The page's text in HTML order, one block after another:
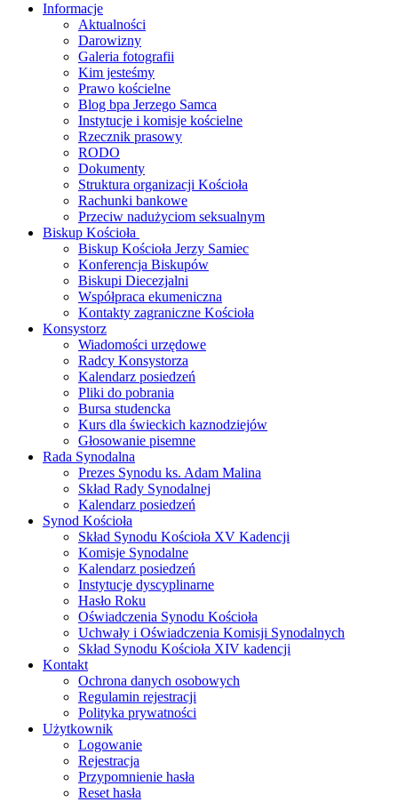
Informacje
Aktualności
Darowizny
Galeria fotografii
Kim jesteśmy
Prawo kościelne
Blog bpa Jerzego Samca
Instytucje i komisje kościelne
Rzecznik prasowy
RODO
Dokumenty
Struktura organizacji Kościoła
Rachunki bankowe
Przeciw nadużyciom seksualnym
Biskup Kościoła
Biskup Kościoła Jerzy Samiec
Konferencja Biskupów
Biskupi Diecezjalni
Współpraca ekumeniczna
Kontakty zagraniczne Kościoła
Konsystorz
Wiadomości urzędowe
Radcy Konsystorza
Kalendarz posiedzeń
Pliki do pobrania
Bursa studencka
Kurs dla świeckich kaznodziejów
Głosowanie pisemne
Rada Synodalna
Prezes Synodu ks. Adam Malina
Skład Rady Synodalnej
Kalendarz posiedzeń
Synod Kościoła
Skład Synodu Kościoła XV Kadencji
Komisje Synodalne
Kalendarz posiedzeń
Instytucje dyscyplinarne
Hasło Roku
Oświadczenia Synodu Kościoła
Uchwały i Oświadczenia Komisji Synodalnych
Skład Synodu Kościoła XIV kadencji
Kontakt
Ochrona danych osobowych
Regulamin rejestracji
Polityka prywatności
Użytkownik
Logowanie
Rejestracja
Przypomnienie hasła
Reset hasła